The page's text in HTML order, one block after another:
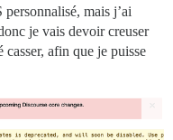
personnalisé, mais j’ai
je vais devoir creuser
casser, afin que je puisse